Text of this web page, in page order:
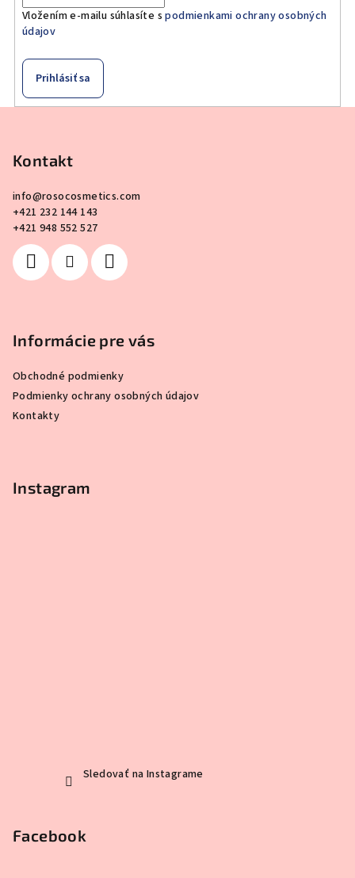
Vložením e-mailu súhlasíte spodmienkami ochrany osobných
údajov
Prihlásiť sa
Kontakt
info@rosocosmetics.com
+421 232 144 143
+421 948 552 527
Informácie pre vás
Obchodné podmienky
Podmienky ochrany osobných údajov
Kontakty
Instagram
Sledovať na Instagrame
Facebook